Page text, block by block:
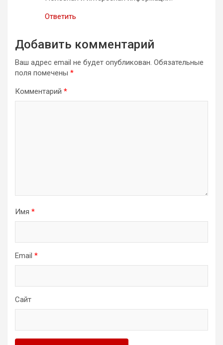
Ответить
Добавить комментарий
Ваш адрес email не будет опубликован. Обязательные
поля помечены *
Комментарий *
Имя *
Email *
Сайт